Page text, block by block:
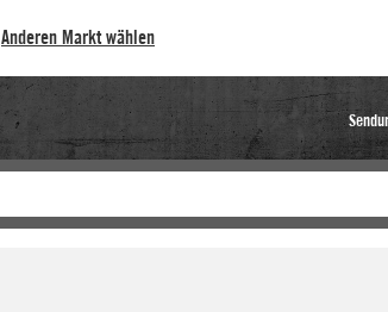
Anderen Markt wählen